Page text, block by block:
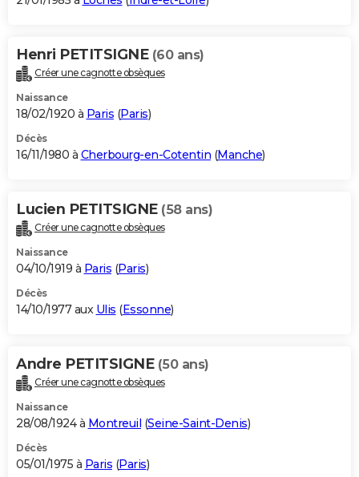
Henri PETITSIGNE (60 ans)
Créer une cagnotte obsèques
Naissance
18/02/1920 à Paris (Paris)
Décès
16/11/1980 à Cherbourg-en-Cotentin (Manche)
Lucien PETITSIGNE (58 ans)
Créer une cagnotte obsèques
Naissance
04/10/1919 à Paris (Paris)
Décès
14/10/1977 aux Ulis (Essonne)
Andre PETITSIGNE (50 ans)
Créer une cagnotte obsèques
Naissance
28/08/1924 à Montreuil (Seine-Saint-Denis)
Décès
05/01/1975 à Paris (Paris)